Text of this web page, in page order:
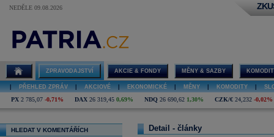
NEDĚLE 09.08.2026
ZPRAVODAJSTVÍ AKCIE & FONDY MĚNY & SAZBY
PŘEHLED ZPRÁV AKCIOVÉ EKONOMICKÉ MĚNY KOMODITY
PX 2 785,07 -0,71% DAX 26 319,45 0,69% NDQ 26 690,62 1,30% CZK/€ 24,232 -0,02%
HLEDAT V KOMENTÁŘÍCH Detail - články